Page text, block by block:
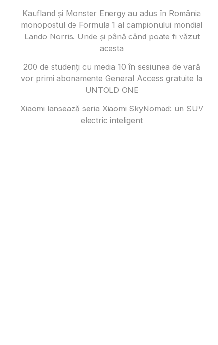
Kaufland și Monster Energy au adus în România
monopostul de Formula 1 al campionului mondial
Lando Norris. Unde și până când poate fi văzut
acesta
200 de studenți cu media 10 în sesiunea de vară
vor primi abonamente General Access gratuite la
UNTOLD ONE
Xiaomi lansează seria Xiaomi SkyNomad: un SUV
electric inteligent